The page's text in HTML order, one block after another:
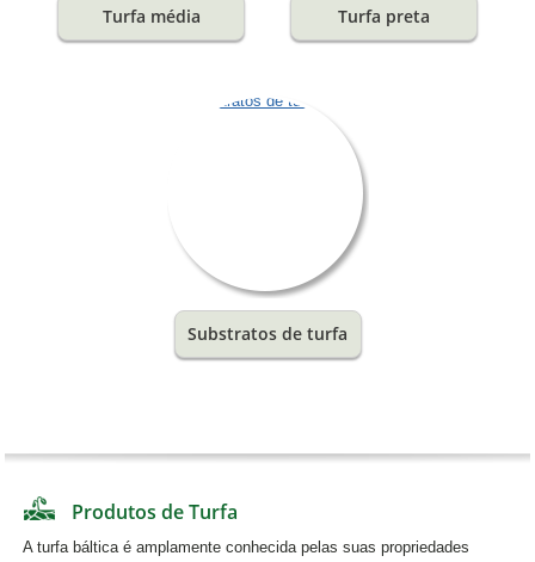
Turfa média Turfa preta
Substratos de turfa
Produtos de Turfa
A turfa báltica é amplamente conhecida pelas suas propriedades